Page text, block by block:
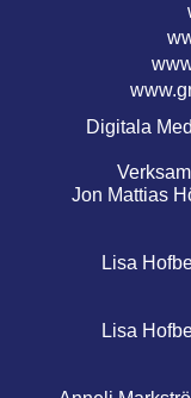
Digitala
Jon Mattias
Lisa
Lisa